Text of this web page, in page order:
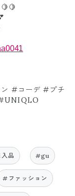
#コーデ #プチ
品 #gu
#ファッション